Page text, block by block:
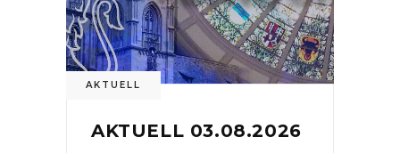
AKTUELL
AKTUELL 03.08.2026